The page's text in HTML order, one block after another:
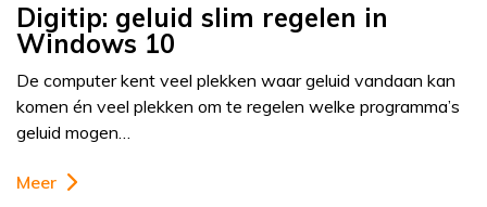
Digitip: geluid slim regelen in
Windows 10
De computer kent veel plekken waar geluid vandaan kan
komen én veel plekken om te regelen welke programma’s
geluid mogen…
Meer